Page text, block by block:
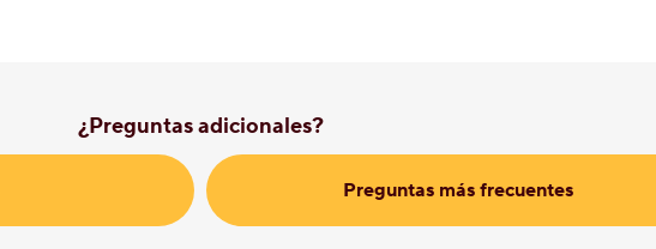
¿Preguntas adicionales?
Preguntas más frecuentes